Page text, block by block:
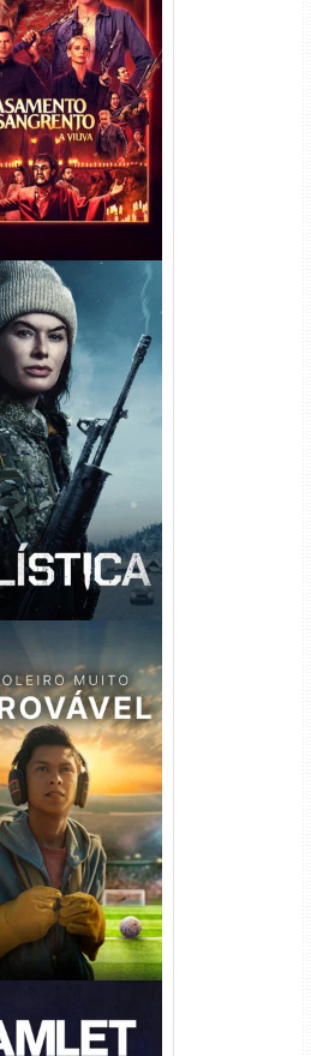
Sangrento: A
(2026) WEB-DL
4K Dual Áudio
(2025) WEB-
Dual Áudio
Muito Improvável
WEB-DL 1080p
Áudio